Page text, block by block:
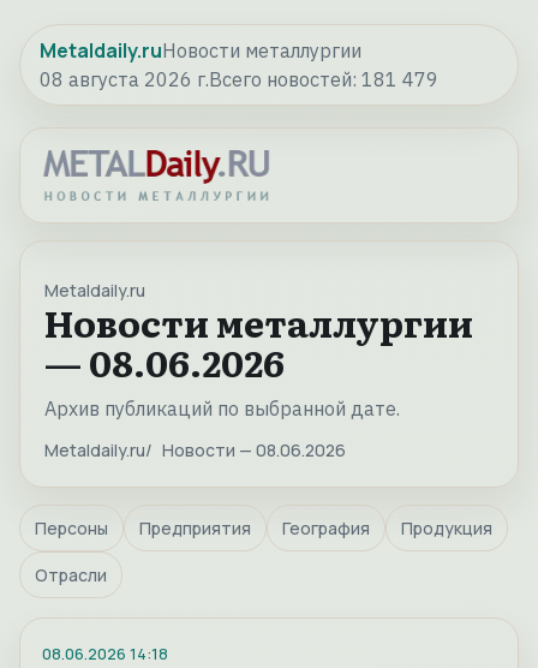
Metaldaily.ruНовости металлургии
08 августа 2026 г.Всего новостей: 181 479
Metaldaily.ru
Новости металлургии
— 08.06.2026
Архив публикаций по выбранной дате.
Metaldaily.ru Новости — 08.06.2026
Персоны Предприятия География Продукция
Отрасли
08.06.2026 14:18